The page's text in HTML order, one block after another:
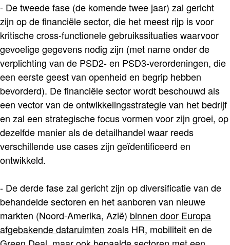
- De tweede fase (de komende twee jaar) zal gericht
zijn op de financiële sector, die het meest rijp is voor
kritische cross-functionele gebruikssituaties waarvoor
gevoelige gegevens nodig zijn (met name onder de
verplichting van de PSD2- en PSD3-verordeningen, die
een eerste geest van openheid en begrip hebben
bevorderd). De financiële sector wordt beschouwd als
een vector van de ontwikkelingsstrategie van het bedrijf
en zal een strategische focus vormen voor zijn groei, op
dezelfde manier als de detailhandel waar reeds
verschillende use cases zijn geïdentificeerd en
ontwikkeld.
- De derde fase zal gericht zijn op diversificatie van de
behandelde sectoren en het aanboren van nieuwe
markten (Noord-Amerika, Azië) binnen door Europa
afgebakende dataruimten zoals HR, mobiliteit en de